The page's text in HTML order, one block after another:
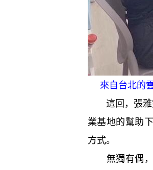
來自台北的
這回，張雅
業基地的幫助
方式。
無獨有偶，